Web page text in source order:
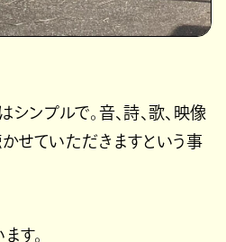
シンプルで。音、詩、歌、映像
せていただきますという事
す。